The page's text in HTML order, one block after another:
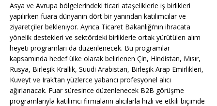
Asya ve Avrupa bölgelerindeki ticari ataşeliklerle iş birlikleri
yapılırken fuara dünyanın dört bir yanından katılımcılar ve
ziyaretçiler bekleniyor. Ayrıca Ticaret Bakanlığı’nın ihracata
yönelik destekleri ve sektördeki birliklerle ortak yürütülen alım
heyeti programları da düzenlenecek. Bu programlar
kapsamında hedef ülke olarak belirlenen Çin, Hindistan, Mısır,
Rusya, Birleşik Krallık, Suudi Arabistan, Birleşik Arap Emirlikleri,
Kuveyt ve Irak’tan yüzlerce yabancı profesyonel alıcı
ağırlanacak. Fuar süresince düzenlenecek B2B görüşme
programlarıyla katılımcı firmaların alıcılarla hızlı ve etkili biçimde